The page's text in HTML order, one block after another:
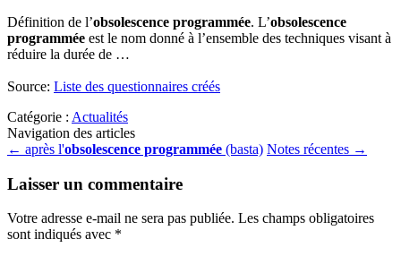
Définition de l’obsolescence programmée. L’obsolescence
programmée est le nom donné à l’ensemble des techniques visant à
réduire la durée de …
Source: Liste des questionnaires créés
Catégorie : Actualités
Navigation des articles
← après l'obsolescence programmée (basta) Notes récentes →
Laisser un commentaire
Votre adresse e-mail ne sera pas publiée. Les champs obligatoires
sont indiqués avec *